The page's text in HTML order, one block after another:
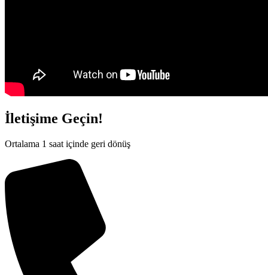
İletişime Geçin!
Ortalama 1 saat içinde geri dönüş